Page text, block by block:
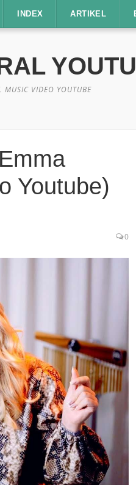
INDEX ARTIKEL
MUSIC VIDEO YOUTUBE
Youtube)
0